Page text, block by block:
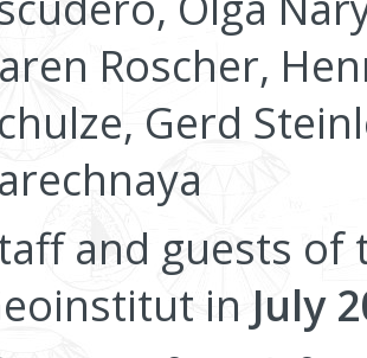
Roscher,
Gerd
and guests of
in July